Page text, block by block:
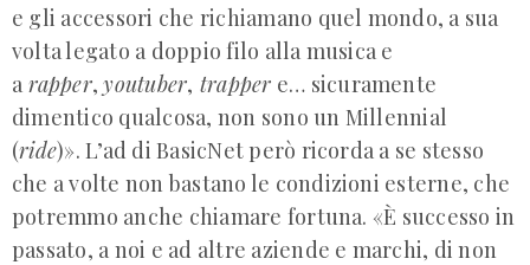
e gli accessori che richiamano quel mondo, a sua
volta legato a doppio filo alla musica e
a rapper,youtuber, trapper e… sicuramente
dimentico qualcosa, non sono un Millennial
(ride)». L’ad di BasicNet però ricorda a se stesso
che a volte non bastano le condizioni esterne, che
potremmo anche chiamare fortuna. «È successo in
passato, a noi e ad altre aziende e marchi, di non